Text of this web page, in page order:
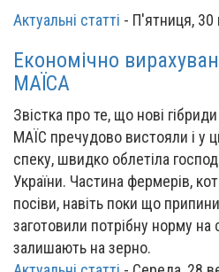
Актуальні статті - П'ятниця, 30
Економічно
МАЇСА
Звістка про те, що нові
МАЇС пречудово вистояли і у
спеку, швидко облетіла
України. Частина фермерів,
посіви, навіть поки що
заготовили потрібну норму
залишають на зерно.